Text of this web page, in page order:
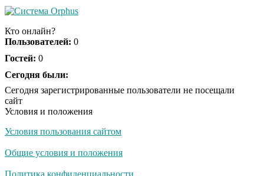
Королева вагона
Кто онлайн?
Пользователей: 0
Гостей: 0
Сегодня были:
Сегодня зарегистрированные пользователи не посещали
сайт
Условия и положения
Условия пользования сайтом
Общие условия и положения
Политика конфиденциальности